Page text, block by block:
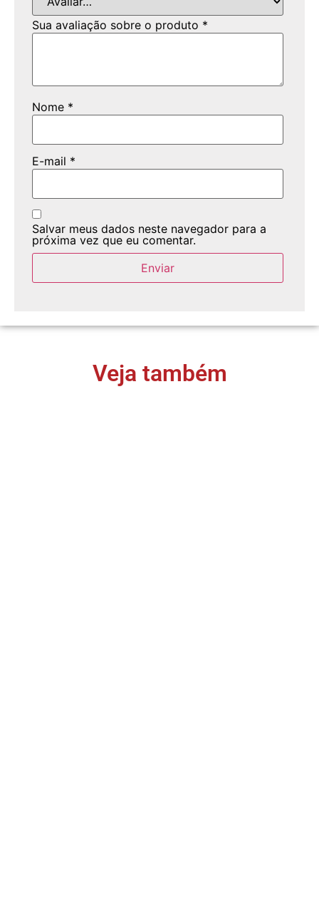
Sua avaliação sobre o produto *
Nome *
E-mail *
Salvar meus dados neste navegador para a
próxima vez que eu comentar.
Veja também